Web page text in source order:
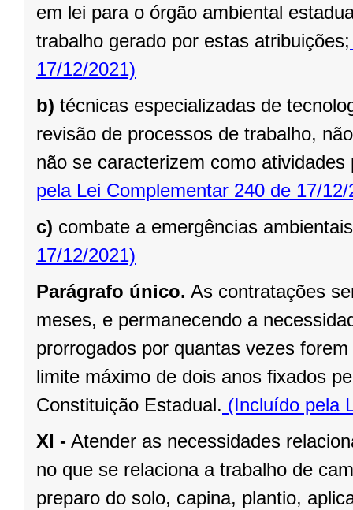
em lei para o órgão ambiental
trabalho gerado por estas atribuições;
17/12/2021)
b) técnicas especializadas de
revisão de processos de trabalho,
não se caracterizem como
pela Lei Complementar 240 de 17/12/
c) combate a emergências
17/12/2021)
Parágrafo único. As contratações
meses, e permanecendo a
prorrogados por quantas vezes
limite máximo de dois anos fixados
Constituição Estadual. (Incluído pela
XI - Atender as necessidades
no que se relaciona a trabalho de
preparo do solo, capina, plantio,